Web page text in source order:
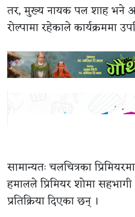
तर, मुख्य नायक पल शाह भने
रोल्पामा रहेकाले कार्यक्रममा
सामान्यतः चलचित्रका
हमालले प्रिमियर शोमा
प्रतिक्रिया दिएका छन् ।